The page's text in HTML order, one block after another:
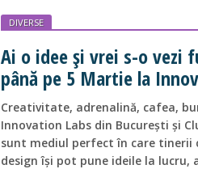
DIVERSE
Ai o idee și vrei s-o vezi
până pe 5 Martie la
Creativitate, adrenalină, cafea,
Innovation Labs din București și
sunt mediul perfect în care tinerii
design își pot pune ideile la